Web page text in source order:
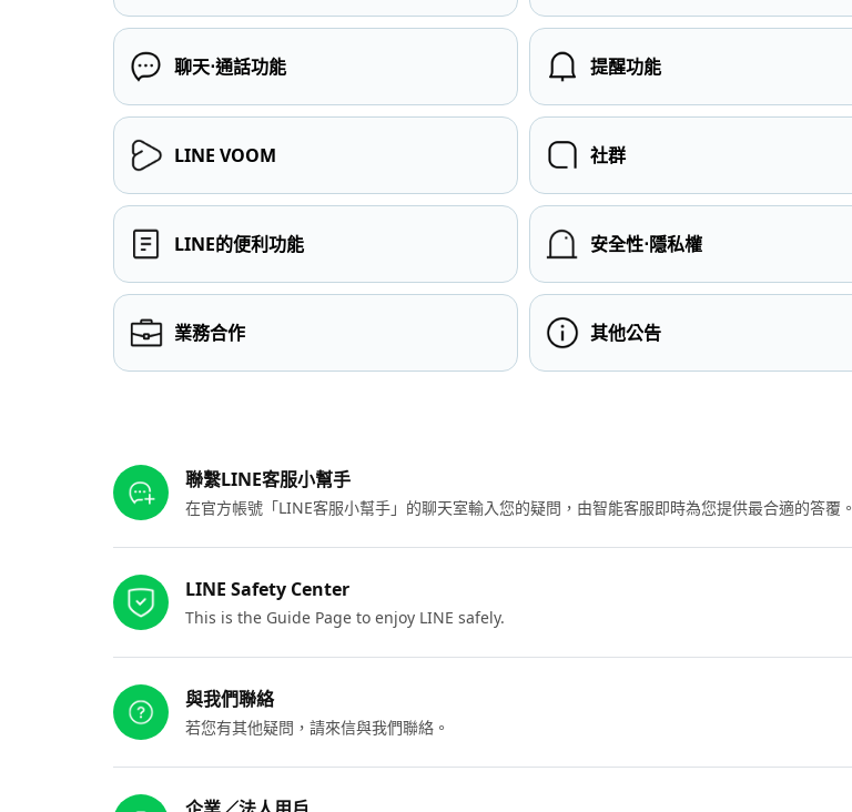
聊天⋅通話功能 提醒功能
LINE VOOM 社群
LINE的便利功能 安全性⋅隱私權
業務合作 其他公告
聯繫LINE客服小幫手
在官方帳號「LINE客服小幫手」的聊天室輸入您的疑問，由智能客服即時為您提供最合適的答覆。
LINE Safety Center
This is the Guide Page to enjoy LINE safely.
與我們聯絡
若您有其他疑問，請來信與我們聯絡。